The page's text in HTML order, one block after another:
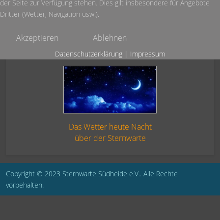
Das Wetter heute Nacht
über der Sternwarte
Copyright © 2023 Sternwarte Südheide e.V.. Alle Rechte
vorbehalten.
der Seite zur Verfügung stehen. Dies gilt insbesondere für Angebote
Dritter (Wetter, Navigation usw.).
Akzeptieren Ablehnen
Datenschutzerklärung | Impressum